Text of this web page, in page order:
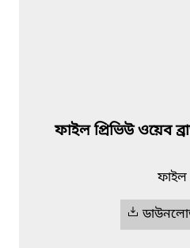
ফাইল প্রিভিউ ওয়েব
ফাইল